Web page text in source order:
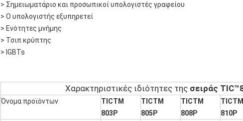
> Σημειωματάριο και προσωπικοί υπολογιστές γραφείου
> Ο υπολογιστής εξυπηρετεί
> Ενότητες μνήμης
> Τσιπ κρύπτης
> IGBTs
Χαρακτηριστικές ιδιότητες της σειράς
Όνομα προϊόντων
TICTM
803P
TICTM
805P
TICTM
808P
TICTM
810P